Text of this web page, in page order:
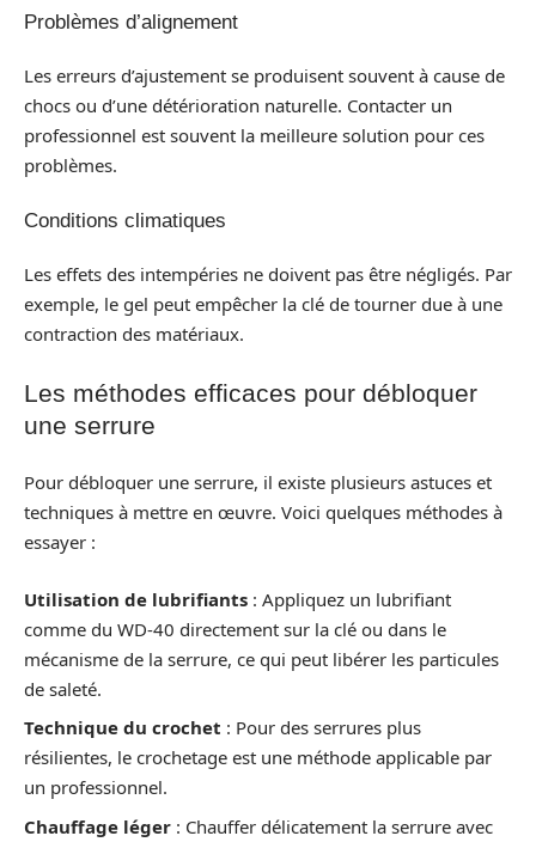
Problèmes d’alignement
Les erreurs d’ajustement se produisent souvent à cause de
chocs ou d’une détérioration naturelle. Contacter un
professionnel est souvent la meilleure solution pour ces
problèmes.
Conditions climatiques
Les effets des intempéries ne doivent pas être négligés. Par
exemple, le gel peut empêcher la clé de tourner due à une
contraction des matériaux.
Les méthodes efficaces pour débloquer
une serrure
Pour débloquer une serrure, il existe plusieurs astuces et
techniques à mettre en œuvre. Voici quelques méthodes à
essayer :
Utilisation de lubrifiants : Appliquez un lubrifiant
comme du WD-40 directement sur la clé ou dans le
mécanisme de la serrure, ce qui peut libérer les particules
de saleté.
Technique du crochet : Pour des serrures plus
résilientes, le crochetage est une méthode applicable par
un professionnel.
Chauffage léger : Chauffer délicatement la serrure avec